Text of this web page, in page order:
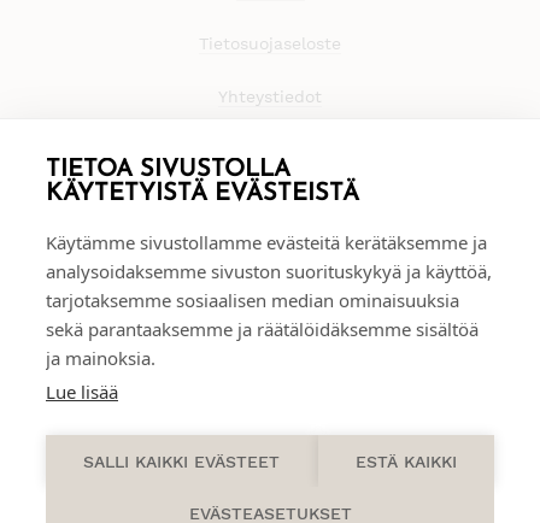
TIETOA SIVUSTOLLA
KÄYTETYISTÄ EVÄSTEISTÄ
Käytämme sivustollamme evästeitä kerätäksemme ja
analysoidaksemme sivuston suorituskykyä ja käyttöä,
tarjotaksemme sosiaalisen median ominaisuuksia
sekä parantaaksemme ja räätälöidäksemme sisältöä
ja mainoksia.
Lue lisää
SALLI KAIKKI EVÄSTEET ESTÄ KAIKKI
EVÄSTEASETUKSET
Tietosuojaseloste
Yhteystiedot